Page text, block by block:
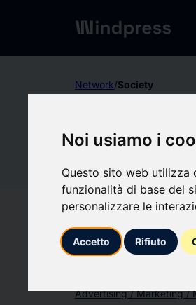
Noi usiamo i
Questo sito web utilizza
funzionalità di base del
personalizzare le
Accetto Rifiuto
Network/Society
RE
What we write
Advertising / Marketing /